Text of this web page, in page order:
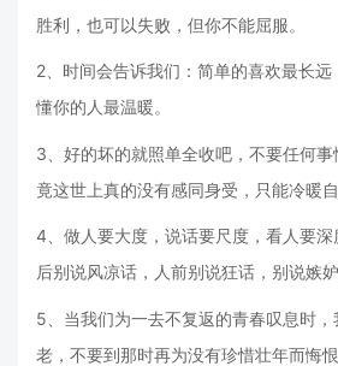
胜利，也可以失败，但你不能屈服。
2、时间会告诉我们：简单的喜欢最长远
懂你的人最温暖。
3、好的坏的就照单全收吧，不要任何
竟这世上真的没有感同身受，只能冷暖自
4、做人要大度，说话要尺度，看人要
后别说风凉话，人前别说狂话，别说嫉妒
5、当我们为一去不复返的青春叹息时
老，不要到那时再为没有珍惜壮年而悔恨